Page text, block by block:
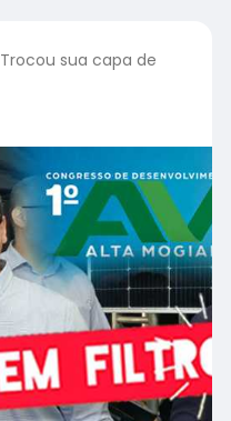
Trocou sua capa de